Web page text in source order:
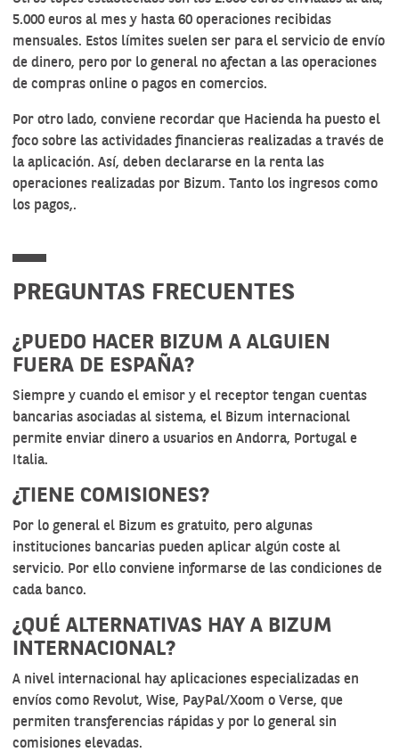
5.000 euros al mes y hasta 60 operaciones recibidas
mensuales. Estos límites suelen ser para el servicio de envío
de dinero, pero por lo general no afectan a las operaciones
de compras online o pagos en comercios.
Por otro lado, conviene recordar que Hacienda ha puesto el
foco sobre las actividades financieras realizadas a través de
la aplicación. Así, deben declararse en la renta las
operaciones realizadas por Bizum. Tanto los ingresos como
los pagos,.
PREGUNTAS FRECUENTES
¿PUEDO HACER BIZUM A ALGUIEN
FUERA DE ESPAÑA?
Siempre y cuando el emisor y el receptor tengan cuentas
bancarias asociadas al sistema, el Bizum internacional
permite enviar dinero a usuarios en Andorra, Portugal e
Italia.
¿TIENE COMISIONES?
Por lo general el Bizum es gratuito, pero algunas
instituciones bancarias pueden aplicar algún coste al
servicio. Por ello conviene informarse de las condiciones de
cada banco.
¿QUÉ ALTERNATIVAS HAY A BIZUM
INTERNACIONAL?
A nivel internacional hay aplicaciones especializadas en
envíos como Revolut, Wise, PayPal/Xoom o Verse, que
permiten transferencias rápidas y por lo general sin
comisiones elevadas.